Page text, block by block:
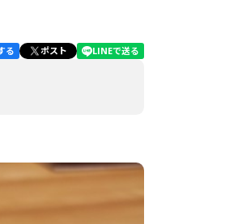
る ポスト LINEで送る